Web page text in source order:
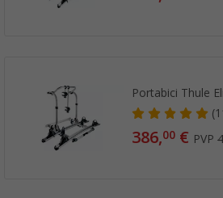
Portabici Thule
386,00 € PVP